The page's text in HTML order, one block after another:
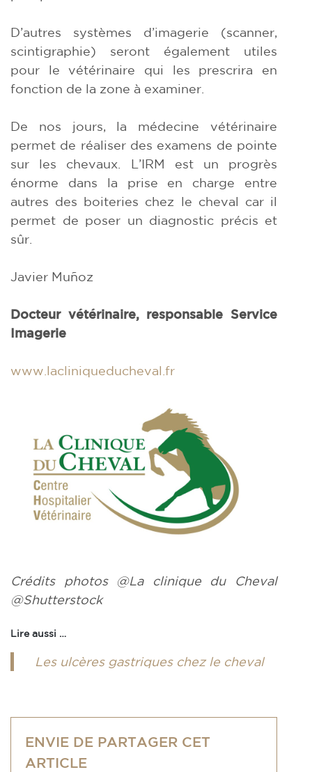
D’autres systèmes d’imagerie (scanner,
scintigraphie) seront également utiles
pour le vétérinaire qui les prescrira en
fonction de la zone à examiner.
De nos jours, la médecine vétérinaire
permet de réaliser des examens de pointe
sur les chevaux. L’IRM est un progrès
énorme dans la prise en charge entre
autres des boiteries chez le cheval car il
permet de poser un diagnostic précis et
sûr.
Javier Muñoz
Docteur vétérinaire, responsable Service
Imagerie
www.lacliniqueducheval.fr
Crédits photos @La clinique du Cheval
@Shutterstock
Lire aussi …
Les ulcères gastriques chez le cheval
ENVIE DE PARTAGER CET
ARTICLE